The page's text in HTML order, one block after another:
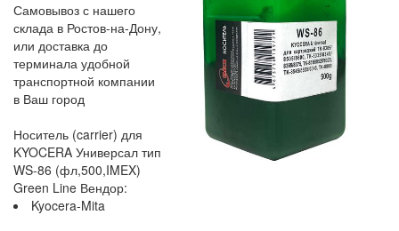
Самовывоз с нашего
склада в Ростов-на-Дону,
или доставка до
терминала удобной
транспортной компании
в Ваш город
Носитель (carrier) для
KYOCERA Универсал тип
WS-86 (фл,500,IMEX)
Green Line Вендор:
Kyocera-Mita